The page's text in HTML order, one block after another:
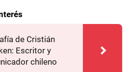
de Cristián
Escritor y
chileno